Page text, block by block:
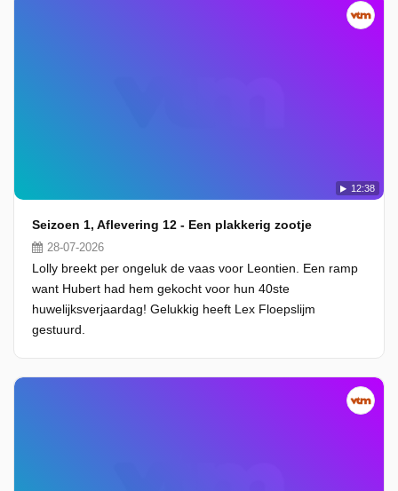
12:38
Seizoen 1, Aflevering 12 - Een plakkerig zootje
28-07-2026
Lolly breekt per ongeluk de vaas voor Leontien. Een ramp
want Hubert had hem gekocht voor hun 40ste
huwelijksverjaardag! Gelukkig heeft Lex Floepslijm
gestuurd.